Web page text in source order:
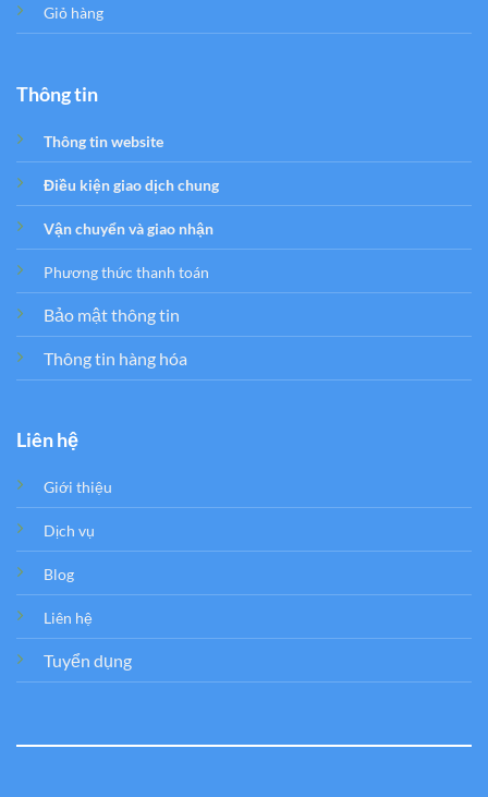
Giỏ hàng
Thông tin
Thông tin website
Điều kiện giao dịch chung
Vận chuyển và giao nhận
Phương thức thanh toán
Bảo mật thông tin
Thông tin hàng hóa
Liên hệ
Giới thiệu
Dịch vụ
Blog
Liên hệ
Tuyển dụng